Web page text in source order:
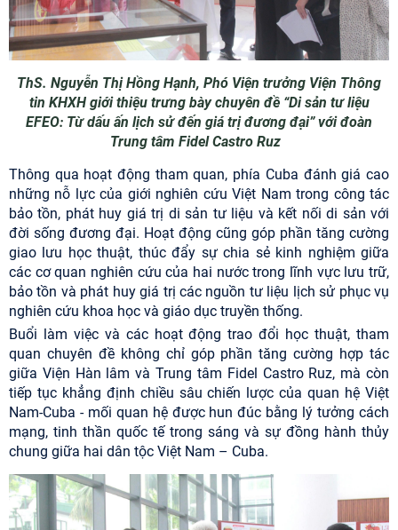
ThS. Nguyễn Thị Hồng Hạnh, Phó Viện trưởng Viện Thông
tin KHXH giới thiệu trưng bày chuyên đề “Di sản tư liệu
EFEO: Từ dấu ấn lịch sử đến giá trị đương đại” với đoàn
Trung tâm Fidel Castro Ruz
Thông qua hoạt động tham quan, phía Cuba đánh giá cao
những nỗ lực của giới nghiên cứu Việt Nam trong công tác
bảo tồn, phát huy giá trị di sản tư liệu và kết nối di sản với
đời sống đương đại. Hoạt động cũng góp phần tăng cường
giao lưu học thuật, thúc đẩy sự chia sẻ kinh nghiệm giữa
các cơ quan nghiên cứu của hai nước trong lĩnh vực lưu trữ,
bảo tồn và phát huy giá trị các nguồn tư liệu lịch sử phục vụ
nghiên cứu khoa học và giáo dục truyền thống.
Buổi làm việc và các hoạt động trao đổi học thuật, tham
quan chuyên đề không chỉ góp phần tăng cường hợp tác
giữa Viện Hàn lâm và Trung tâm Fidel Castro Ruz, mà còn
tiếp tục khẳng định chiều sâu chiến lược của quan hệ Việt
Nam-Cuba - mối quan hệ được hun đúc bằng lý tưởng cách
mạng, tinh thần quốc tế trong sáng và sự đồng hành thủy
chung giữa hai dân tộc Việt Nam – Cuba.